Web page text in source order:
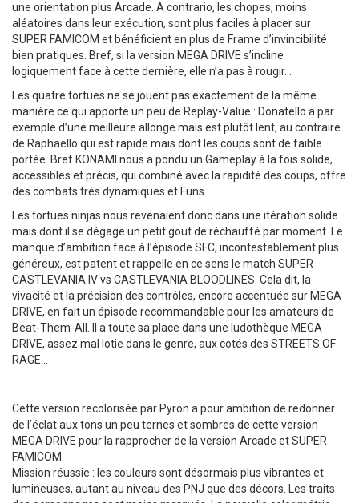
une orientation plus Arcade. A contrario, les chopes, moins
aléatoires dans leur exécution, sont plus faciles à placer sur
SUPER FAMICOM et bénéficient en plus de Frame d’invincibilité
bien pratiques. Bref, si la version MEGA DRIVE s’incline
logiquement face à cette dernière, elle n’a pas à rougir…
Les quatre tortues ne se jouent pas exactement de la même
manière ce qui apporte un peu de Replay-Value : Donatello a par
exemple d’une meilleure allonge mais est plutôt lent, au contraire
de Raphaello qui est rapide mais dont les coups sont de faible
portée. Bref KONAMI nous a pondu un Gameplay à la fois solide,
accessibles et précis, qui combiné avec la rapidité des coups, offre
des combats très dynamiques et Funs.
Les tortues ninjas nous revenaient donc dans une itération solide
mais dont il se dégage un petit gout de réchauffé par moment. Le
manque d’ambition face à l’épisode SFC, incontestablement plus
généreux, est patent et rappelle en ce sens le match SUPER
CASTLEVANIA IV vs CASTLEVANIA BLOODLINES. Cela dit, la
vivacité et la précision des contrôles, encore accentuée sur MEGA
DRIVE, en fait un épisode recommandable pour les amateurs de
Beat-Them-All. Il a toute sa place dans une ludothèque MEGA
DRIVE, assez mal lotie dans le genre, aux cotés des STREETS OF
RAGE…
Cette version recolorisée par Pyron a pour ambition de redonner
de l’éclat aux tons un peu ternes et sombres de cette version
MEGA DRIVE pour la rapprocher de la version Arcade et SUPER
FAMICOM.
Mission réussie : les couleurs sont désormais plus vibrantes et
lumineuses, autant au niveau des PNJ que des décors. Les traits